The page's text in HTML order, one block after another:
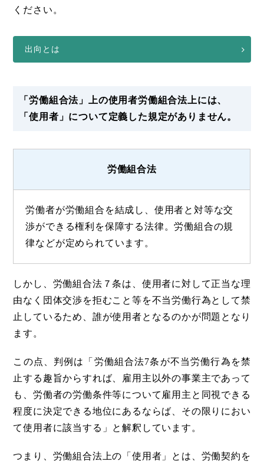
ください。
出向とは
「労働組合法」上の使用者労働組合法上には、
「使用者」について定義した規定がありません。
労働組合法
労働者が労働組合を結成し、使用者と対等な交
渉ができる権利を保障する法律。労働組合の規
律などが定められています。
しかし、労働組合法７条は、使用者に対して正当な理
由なく団体交渉を拒むこと等を不当労働行為として禁
止しているため、誰が使用者となるのかが問題となり
ます。
この点、判例は「労働組合法7条が不当労働行為を禁
止する趣旨からすれば、雇用主以外の事業主であって
も、労働者の労働条件等について雇用主と同視できる
程度に決定できる地位にあるならば、その限りにおい
て使用者に該当する」と解釈しています。
つまり、労働組合法上の「使用者」とは、労働契約を